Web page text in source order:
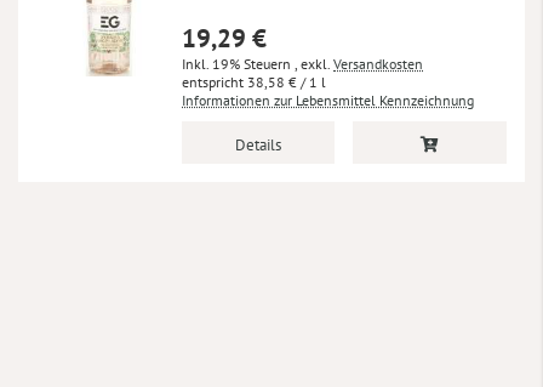
19,29 €
Inkl. 19% Steuern , exkl. Versandkosten
38,58 € / 1 l
Informationen zur Lebensmittel Kennzeichnung
Details